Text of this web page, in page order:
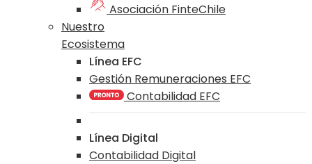
Asociación FinteChile
Nuestro
Ecosistema
Línea EFC
Gestión Remuneraciones EFC
Contabilidad EFC
Línea Digital
Contabilidad Digital